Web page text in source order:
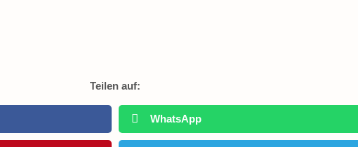
Teilen auf:
WhatsApp